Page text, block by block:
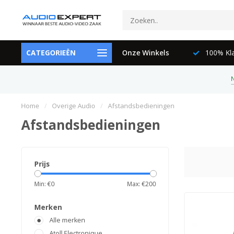
CATEGORIEËN Onze Winkels
073-6897729 100%
Home / Overige Audio / Afstandsbedieningen
Afstandsbedieningen
Prijs
Min: €0 Max: €200
Merken
Alle merken